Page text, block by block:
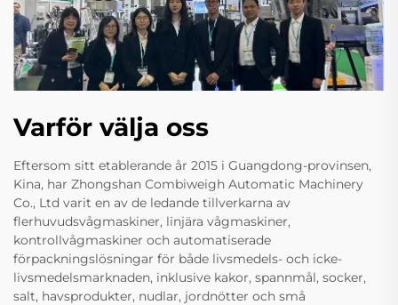
Varför välja oss
Eftersom sitt etablerande år 2015 i Guangdong-provinsen,
Kina, har Zhongshan Combiweigh Automatic Machinery
Co., Ltd varit en av de ledande tillverkarna av
flerhuvudsvågmaskiner, linjära vågmaskiner,
kontrollvågmaskiner och automatiserade
förpackningslösningar för både livsmedels- och icke-
livsmedelsmarknaden, inklusive kakor, spannmål, socker,
salt, havsprodukter, nudlar, jordnötter och små